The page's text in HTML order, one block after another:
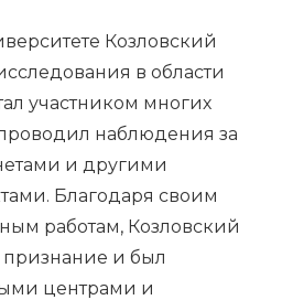
Козловский
в области
участником многих
наблюдения за
и другими
Благодаря своим
работам, Козловский
и был
центрами и